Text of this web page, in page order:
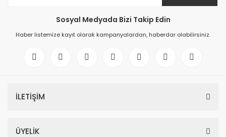
Sosyal Medyada Bizi Takip Edin
Haber listemize kayıt olarak kampanyalardan, haberdar olabilirsiniz.
İLETİŞİM
ÜYELİK